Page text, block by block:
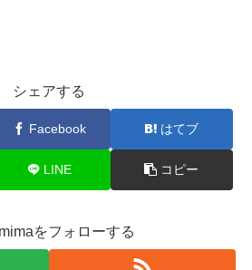
シェアする
Facebook はてブ
LINE コピー
をフォローする